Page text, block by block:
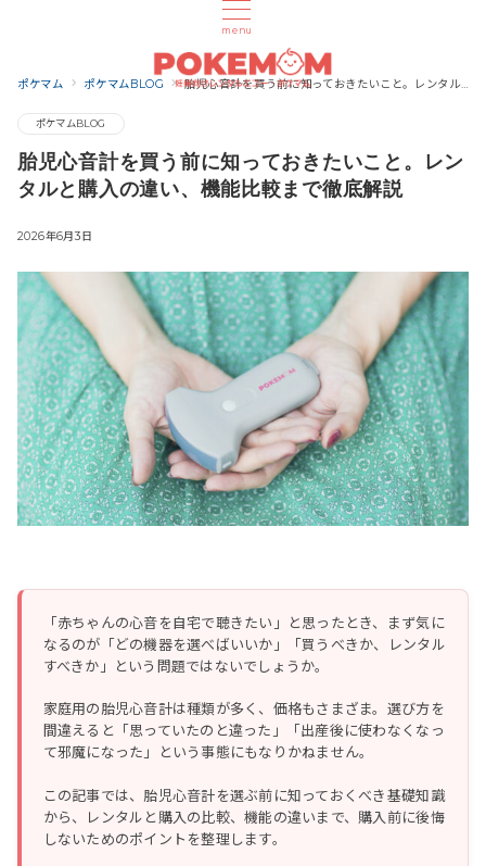
menu
ポケマム ポケマムBLOG 胎児心音計を買う前に知っておきたいこと。レンタルと購入の違い、機能比較まで徹底解説
ポケマムBLOG
胎児心音計を買う前に知っておきたいこと。レン
タルと購入の違い、機能比較まで徹底解説
2026年6月3日
「赤ちゃんの心音を自宅で聴きたい」と思ったとき、まず気に
なるのが「どの機器を選べばいいか」「買うべきか、レンタル
すべきか」という問題ではないでしょうか。
家庭用の胎児心音計は種類が多く、価格もさまざま。選び方を
間違えると「思っていたのと違った」「出産後に使わなくなっ
て邪魔になった」という事態にもなりかねません。
この記事では、胎児心音計を選ぶ前に知っておくべき基礎知識
から、レンタルと購入の比較、機能の違いまで、購入前に後悔
しないためのポイントを整理します。